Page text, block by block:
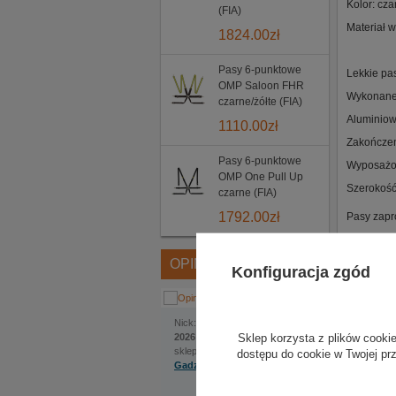
(FIA)
1824.00zł
Pasy 6-punktowe
OMP Saloon FHR
czarne/żółte (FIA)
1110.00zł
Pasy 6-punktowe
OMP One Pull Up
czarne (FIA)
1792.00zł
OPINIE
Nick:
2026 | 22:22
sklep internetowy:
Gadzetyrajdowe.pl
Kolor:
Materiał
Lekkie
Pasy
Konfiguracja zgód
Sklep korzysta z plików
dostępu do cookie w Twojej